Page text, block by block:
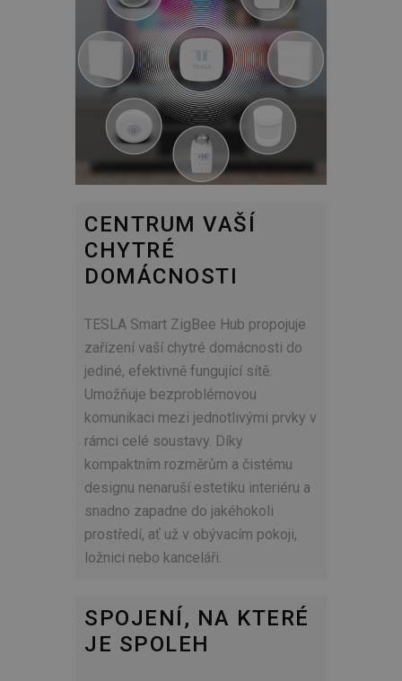
CENTRUM VAŠÍ
CHYTRÉ
DOMÁCNOSTI
TESLA Smart ZigBee Hub propojuje
zařízení vaší chytré domácnosti do
jediné, efektivně fungující sítě.
Umožňuje bezproblémovou
komunikaci mezi jednotlivými prvky v
rámci celé soustavy. Díky
kompaktním rozměrům a čistému
designu nenaruší estetiku interiéru a
snadno zapadne do jakéhokoli
prostředí, ať už v obývacím pokoji,
ložnici nebo kanceláři.
SPOJENÍ, NA KTERÉ
JE SPOLEH